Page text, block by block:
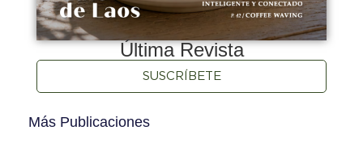
Última Revista
SUSCRÍBETE
Más Publicaciones